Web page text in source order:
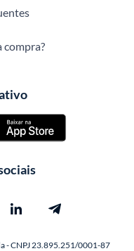
compra?
- CNPJ 23.895.251/0001-87